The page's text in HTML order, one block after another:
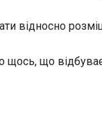
відносно
що